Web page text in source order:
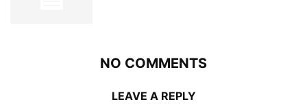
NO COMMENTS
LEAVE A REPLY